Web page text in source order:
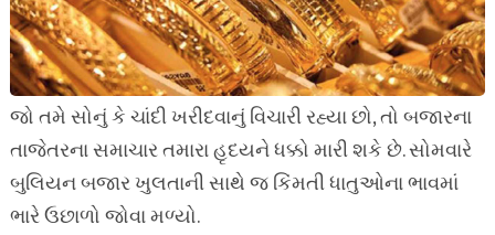
જો તમે સોનું કે ચાંદી ખરીદવાનું વિચારી રહ્યા છો, તો બજારના
તાજેતરના સમાચાર તમારા હૃદયને ધક્કો મારી શકે છે. સોમવારે
બુલિયન બજાર ખુલતાની સાથે જ કિંમતી ધાતુઓના ભાવમાં
ભારે ઉછાળો જોવા મળ્યો.